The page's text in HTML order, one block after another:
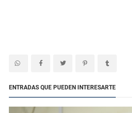
ENTRADAS QUE PUEDEN INTERESARTE